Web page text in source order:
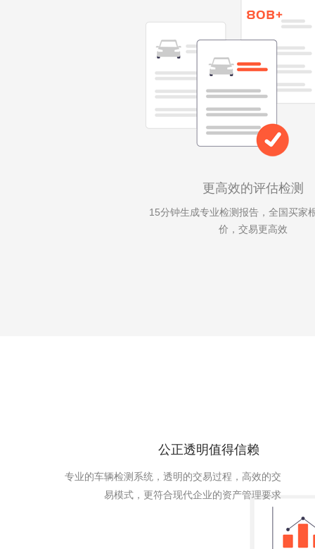
更高效的评估检测
15分钟生成专业检测报告，全国买家
价，交易更高效
公正透明值得信赖
专业的车辆检测系统，透明的交易过程，高效的交
易模式，更符合现代企业的资产管理要求